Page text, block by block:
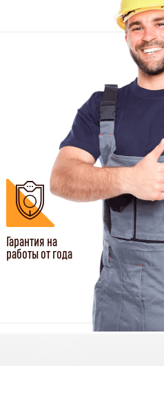
Гарантия на
работы от года